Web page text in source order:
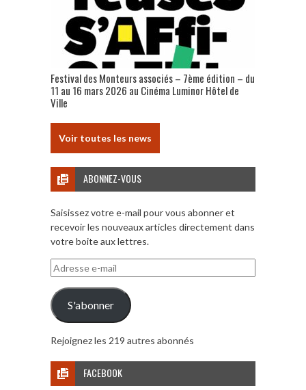
Festival des Monteurs associés – 7ème édition – du
11 au 16 mars 2026 au Cinéma Luminor Hôtel de
Ville
Voir toutes les news
ABONNEZ-VOUS
Saisissez votre e-mail pour vous abonner et
recevoir les nouveaux articles directement dans
votre boite aux lettres.
Adresse
e-
mail
S'abonner
Rejoignez les 219 autres abonnés
FACEBOOK